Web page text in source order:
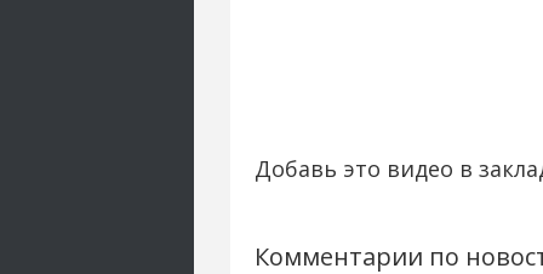
Добавь это видео в
Комментарии по